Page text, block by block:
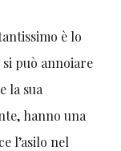
è lo
può annoiare
la sua
hanno una
l’asilo nel